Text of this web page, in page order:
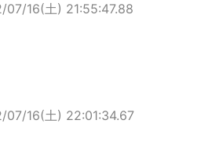
07/16(土) 21:55:47.88
07/16(土) 22:01:34.67